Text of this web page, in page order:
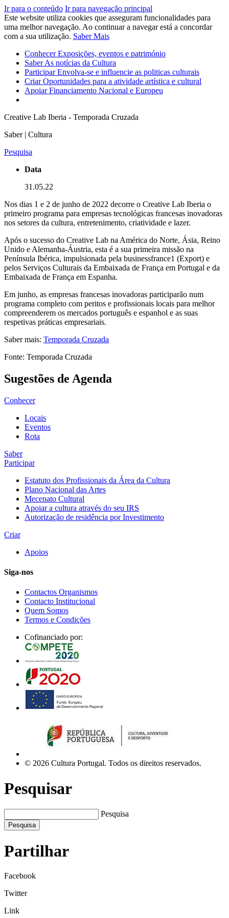
Ir para o conteúdo Ir para navegação principal
Este website utiliza cookies que asseguram funcionalidades para
uma melhor navegação. Ao continuar a navegar está a concordar
com a sua utilização. Saber Mais
ConhecerExposições, eventos e património
SaberAs notícias da Cultura
ParticiparEnvolva-se e influencie as politicas culturais
CriarOportunidades para a atividade artística e cultural
ApoiarFinanciamento Nacional e Europeu
Creative Lab Iberia - Temporada Cruzada
Saber | Cultura
Pesquisa
Data
31.05.22
Nos dias 1 e 2 de junho de 2022 decorre o Creative Lab Iberia o
primeiro programa para empresas tecnológicas francesas inovadoras
nos setores da cultura, entretenimento, criatividade e lazer.
Após o sucesso do Creative Lab na América do Norte, Ásia, Reino
Unido e Alemanha-Áustria, esta é a sua primeira missão na
Península Ibérica, impulsionada pela businessfrance1 (Export) e
pelos Serviços Culturais da Embaixada de França em Portugal e da
Embaixada de França em Espanha.
Em junho, as empresas francesas inovadoras participarão num
programa completo com peritos e profissionais locais para melhor
compreenderem os mercados português e espanhol e as suas
respetivas práticas empresariais.
Saber mais: Temporada Cruzada
Fonte: Temporada Cruzada
Sugestões de Agenda
Conhecer
Locais
Eventos
Rota
Saber
Participar
Estatuto dos Profissionais da Área da Cultura
Plano Nacional das Artes
Mecenato Cultural
Apoiar a cultura através do seu IRS
Autorização de residência por Investimento
Criar
Apoios
Siga-nos
Contactos Organismos
Contacto Institucional
Quem Somos
Termos e Condições
Cofinanciado por:
© 2026 Cultura Portugal. Todos os direitos reservados.
Pesquisar
Pesquisa
Pesquisa
Partilhar
Facebook
Twitter
Link